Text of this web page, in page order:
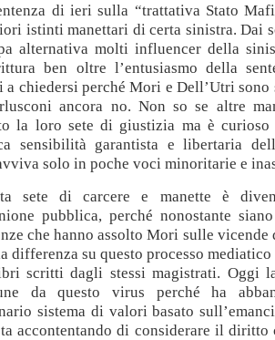
di ieri sulla “trattativa Stato
istinti manettari di certa sinistra. Dai
alternativa molti influencer della
ben oltre l’entusiasmo della
a chiedersi perché Mori e Dell’Utri sono
ancora no. Non so se altre
la loro sete di giustizia ma è curioso
sensibilità garantista e libertaria
solo in poche voci minoritarie e
sete di carcere e manette è
pubblica, perché nonostante
che hanno assolto Mori sulle
differenza su questo processo
scritti dagli stessi magistrati. Oggi
da questo virus perché ha
sistema di valori basato
accontentando di considerare il diritto